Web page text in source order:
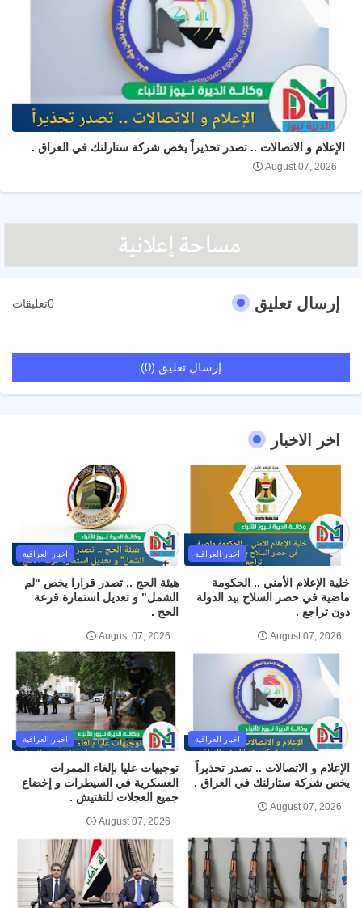
الإعلام و الاتصالات .. تصدر تحذيراً يخص شركة ستارلنك في العراق .
August 07, 2026
إرسال تعليق 0تعليقات
إرسال تعليق (0)
اخر الاخبار
اخبار العراقية
خلية الإعلام الأمني .. الحكومة
ماضية في حصر السلاح بيد الدولة
دون تراجع .
August 07, 2026
اخبار العراقية
هيئة الحج .. تصدر قرارا يخص "لم
الشمل" و تعديل استمارة قرعة
الحج .
August 07, 2026
اخبار العراقية
الإعلام و الاتصالات .. تصدر تحذيراً
يخص شركة ستارلنك في العراق .
August 07, 2026
اخبار العراقية
توجيهات عليا بإلغاء الممرات
العسكرية في السيطرات و إخضاع
جميع العجلات للتفتيش .
August 07, 2026